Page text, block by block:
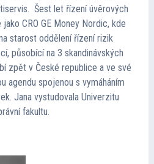
Šest let řízení úvěrových
CRO GE Money Nordic, kde
starost oddělení řízení rizik
působící na 3 skandinávských
zpět v České republice a ve své
agendu spojenou s vymáháním
Jana vystudovala Univerzitu
fakultu.